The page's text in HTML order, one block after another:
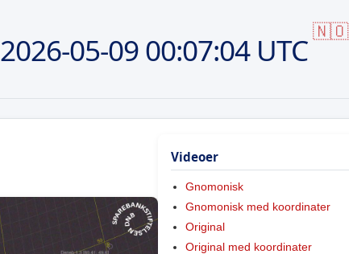
🇳🇴
2026-05-0900:07:04 UTC
Videoer
Gnomonisk
Gnomonisk med koordinater
Original
Original med koordinater